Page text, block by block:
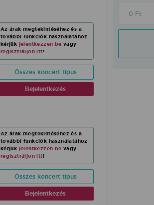
Az árak megtekintéséhez és a
további funkciók használatához
kérjük jelentkezzen be vagy
regisztráljon itt!
Összes koncert típus
Bejelentkezés
Az árak megtekintéséhez és a
további funkciók használatához
kérjük jelentkezzen be vagy
regisztráljon itt!
Összes koncert típus
Bejelentkezés